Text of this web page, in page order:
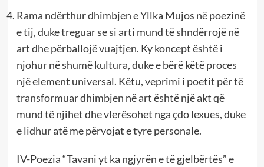
Rama ndërthur dhimbjen e Yllka Mujos në poezinë
e tij, duke treguar se si arti mund të shndërrojë në
art dhe përballojë vuajtjen. Ky koncept është i
njohur në shumë kultura, duke e bërë këtë proces
një element universal. Këtu, veprimi i poetit për të
transformuar dhimbjen në art është një akt që
mund të njihet dhe vlerësohet nga çdo lexues, duke
e lidhur atë me përvojat e tyre personale.
IV-Poezia “Tavani yt ka ngjyrën e të gjelbërtës” e